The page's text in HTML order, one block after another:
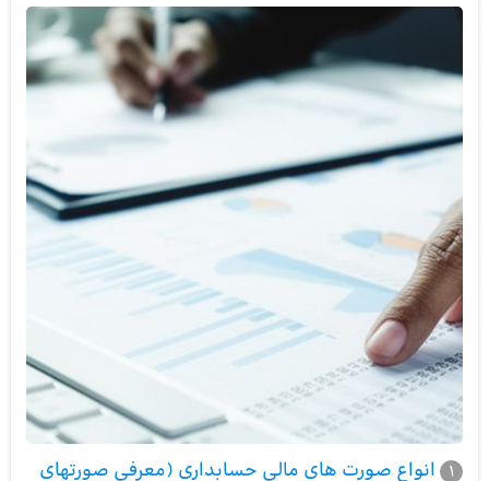
1
انواع صورت های مالی حسابداری (معرفی صورتهای